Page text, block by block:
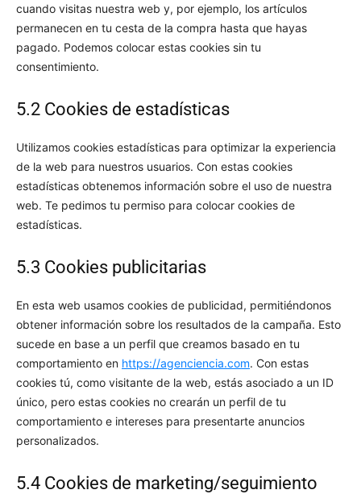
cuando visitas nuestra web y, por ejemplo, los artículos
permanecen en tu cesta de la compra hasta que hayas
pagado. Podemos colocar estas cookies sin tu
consentimiento.
5.2 Cookies de estadísticas
Utilizamos cookies estadísticas para optimizar la experiencia
de la web para nuestros usuarios. Con estas cookies
estadísticas obtenemos información sobre el uso de nuestra
web. Te pedimos tu permiso para colocar cookies de
estadísticas.
5.3 Cookies publicitarias
En esta web usamos cookies de publicidad, permitiéndonos
obtener información sobre los resultados de la campaña. Esto
sucede en base a un perfil que creamos basado en tu
comportamiento en https://agenciencia.com. Con estas
cookies tú, como visitante de la web, estás asociado a un ID
único, pero estas cookies no crearán un perfil de tu
comportamiento e intereses para presentarte anuncios
personalizados.
5.4 Cookies de marketing/seguimiento